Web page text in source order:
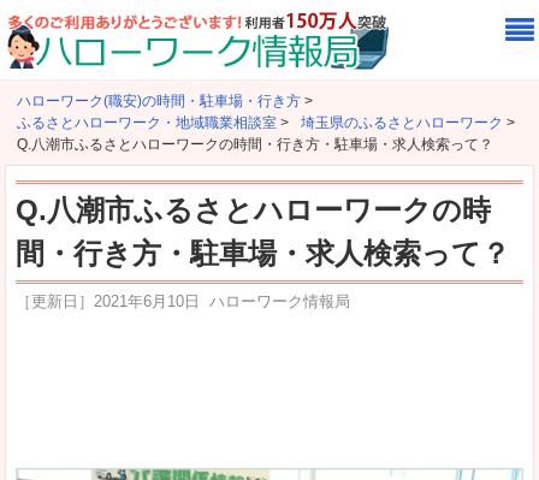
ハローワーク(職安)の時間・駐車場・行き方 >
ふるさとハローワーク・地域職業相談室 > 埼玉県のふるさとハローワーク >
Q.八潮市ふるさとハローワークの時間・行き方・駐車場・求人検索って？
Q.八潮市ふるさとハローワークの時
間・行き方・駐車場・求人検索って？
［更新日］ 2021年6月10日 ハローワーク情報局